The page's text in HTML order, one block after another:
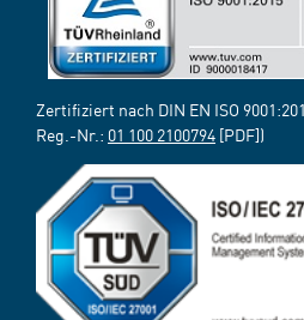
Zertifiziert nach DIN EN ISO
Reg.-Nr.: 01 100 2100794 [PDF])